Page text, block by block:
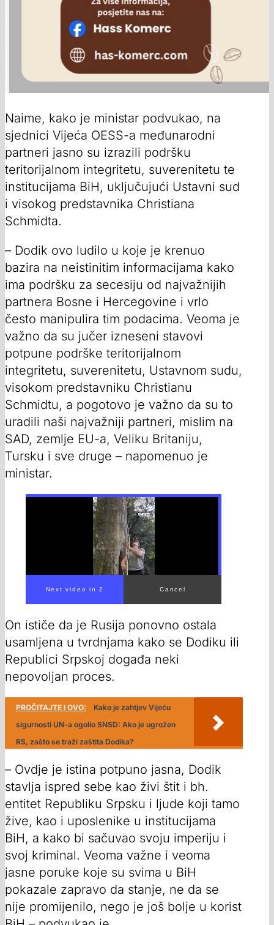
Naime, kako je ministar podvukao, na
sjednici Vijeća OESS-a međunarodni
partneri jasno su izrazili podršku
teritorijalnom integritetu, suverenitetu te
institucijama BiH, uključujući Ustavni sud
i visokog predstavnika Christiana
Schmidta.
– Dodik ovo ludilo u koje je krenuo
bazira na neistinitim informacijama kako
ima podršku za secesiju od najvažnijih
partnera Bosne i Hercegovine i vrlo
često manipulira tim podacima. Veoma je
važno da su jučer izneseni stavovi
potpune podrške teritorijalnom
integritetu, suverenitetu, Ustavnom sudu,
visokom predstavniku Christianu
Schmidtu, a pogotovo je važno da su to
uradili naši najvažniji partneri, mislim na
SAD, zemlje EU-a, Veliku Britaniju,
Tursku i sve druge – napomenuo je
ministar.
00:00/ 02:26
On ističe da je Rusija ponovno ostala
usamljena u tvrdnjama kako se Dodiku ili
Republici Srpskoj događa neki
nepovoljan proces.
PROČITAJTE I OVO:
Kako je zahtjev Vijeću
sigurnosti UN-a ogolio SNSD: Ako je ugrožen
RS, zašto se traži zaštita Dodika?
– Ovdje je istina potpuno jasna, Dodik
stavlja ispred sebe kao živi štit i bh.
entitet Republiku Srpsku i ljude koji tamo
žive, kao i uposlenike u institucijama
BiH, a kako bi sačuvao svoju imperiju i
svoj kriminal. Veoma važne i veoma
jasne poruke koje su svima u BiH
pokazale zapravo da stanje, ne da se
nije promijenilo, nego je još bolje u korist